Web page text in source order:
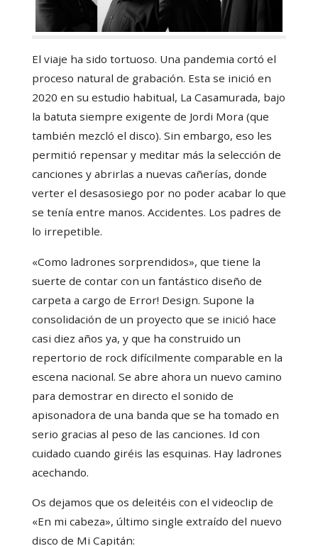
El viaje ha sido tortuoso. Una pandemia cortó el
proceso natural de grabación. Esta se inició en
2020 en su estudio habitual, La Casamurada, bajo
la batuta siempre exigente de Jordi Mora (que
también mezcló el disco). Sin embargo, eso les
permitió repensar y meditar más la selección de
canciones y abrirlas a nuevas cañerías, donde
verter el desasosiego por no poder acabar lo que
se tenía entre manos. Accidentes. Los padres de
lo irrepetible.
«Como ladrones sorprendidos», que tiene la
suerte de contar con un fantástico diseño de
carpeta a cargo de Error! Design. Supone la
consolidación de un proyecto que se inició hace
casi diez años ya, y que ha construido un
repertorio de rock difícilmente comparable en la
escena nacional. Se abre ahora un nuevo camino
para demostrar en directo el sonido de
apisonadora de una banda que se ha tomado en
serio gracias al peso de las canciones. Id con
cuidado cuando giréis las esquinas. Hay ladrones
acechando.
Os dejamos que os deleitéis con el videoclip de
«En mi cabeza», último single extraído del nuevo
disco de Mi Capitán: